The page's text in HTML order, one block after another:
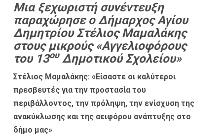
Μια ξεχωριστή συνέντευξη
παραχώρησε ο Δήμαρχος Αγίου
Δημητρίου Στέλιος Μαμαλάκης
στους μικρούς «Αγγελιοφόρους
του 13ουΔημοτικού Σχολείου»
Στέλιος Μαμαλάκης: «Είσαστε οι καλύτεροι
πρεσβευτές για την προστασία του
περιβάλλοντος, την πρόληψη, την ενίσχυση της
ανακύκλωσης και της αειφόρου ανάπτυξης στο
δήμο μας»